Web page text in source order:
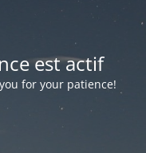
est actif
for your patience!